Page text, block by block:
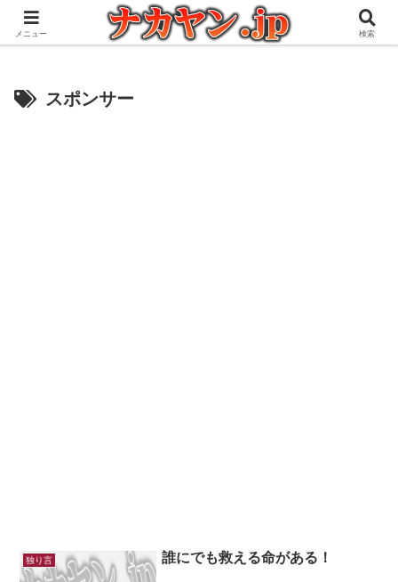
アウトドアとガジェット好きな管理人の愉快な日々を綴るブログ
スポンサー
独り言 誰にでも救える命がある！
メニュー 検索